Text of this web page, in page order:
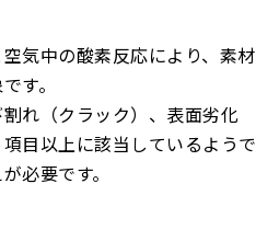
気中の酸素反応により、素材
す。
れ（クラック）、表面劣化
項目以上に該当しているようで
必要です。